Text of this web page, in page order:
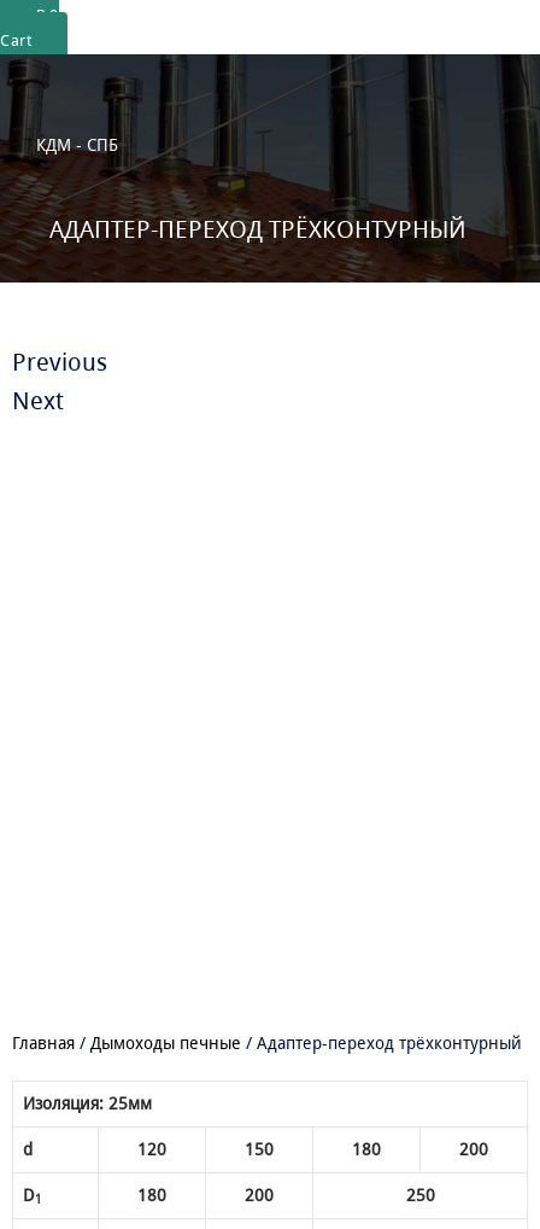
₽ 0
Cart
КДМ - СПБ
АДАПТЕР-ПЕРЕХОД ТРЁХКОНТУРНЫЙ
Previous
Next
Главная / Дымоходы печные / Адаптер-переход трёхконтурный
Изоляция: 25мм
d 120 150 180 200
D1 180 200 250